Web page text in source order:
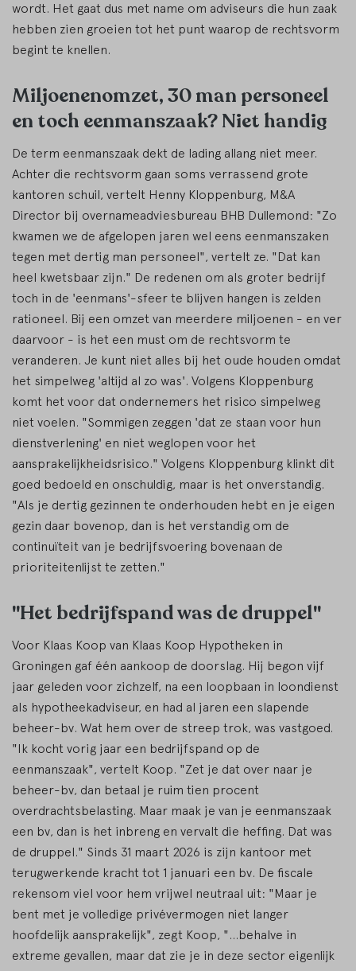
wordt. Het gaat dus met name om adviseurs die hun zaak
hebben zien groeien tot het punt waarop de rechtsvorm
begint te knellen.
Miljoenenomzet, 30 man personeel
en toch eenmanszaak? Niet handig
De term eenmanszaak dekt de lading allang niet meer.
Achter die rechtsvorm gaan soms verrassend grote
kantoren schuil, vertelt Henny Kloppenburg, M&A
Director bij overnameadviesbureau BHB Dullemond: "Zo
kwamen we de afgelopen jaren wel eens eenmanszaken
tegen met dertig man personeel", vertelt ze. "Dat kan
heel kwetsbaar zijn." De redenen om als groter bedrijf
toch in de 'eenmans'-sfeer te blijven hangen is zelden
rationeel. Bij een omzet van meerdere miljoenen - en ver
daarvoor - is het een must om de rechtsvorm te
veranderen. Je kunt niet alles bij het oude houden omdat
het simpelweg 'altijd al zo was'. Volgens Kloppenburg
komt het voor dat ondernemers het risico simpelweg
niet voelen. "Sommigen zeggen 'dat ze staan voor hun
dienstverlening' en niet weglopen voor het
aansprakelijkheidsrisico." Volgens Kloppenburg klinkt dit
goed bedoeld en onschuldig, maar is het onverstandig.
"Als je dertig gezinnen te onderhouden hebt en je eigen
gezin daar bovenop, dan is het verstandig om de
continuïteit van je bedrijfsvoering bovenaan de
prioriteitenlijst te zetten."
"Het bedrijfspand was de druppel"
Voor Klaas Koop van Klaas Koop Hypotheken in
Groningen gaf één aankoop de doorslag. Hij begon vijf
jaar geleden voor zichzelf, na een loopbaan in loondienst
als hypotheekadviseur, en had al jaren een slapende
beheer-bv. Wat hem over de streep trok, was vastgoed.
"Ik kocht vorig jaar een bedrijfspand op de
eenmanszaak", vertelt Koop. "Zet je dat over naar je
beheer-bv, dan betaal je ruim tien procent
overdrachtsbelasting. Maar maak je van je eenmanszaak
een bv, dan is het inbreng en vervalt die heffing. Dat was
de druppel." Sinds 31 maart 2026 is zijn kantoor met
terugwerkende kracht tot 1 januari een bv. De fiscale
rekensom viel voor hem vrijwel neutraal uit: "Maar je
bent met je volledige privévermogen niet langer
hoofdelijk aansprakelijk", zegt Koop, "...behalve in
extreme gevallen, maar dat zie je in deze sector eigenlijk